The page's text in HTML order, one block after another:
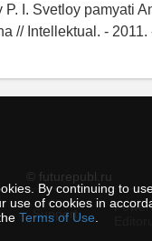
By continuing to
use of cookies in
Terms of Use
I. Svetloy pamyati
// Intellektual. -
© futurepubl.ru
Support